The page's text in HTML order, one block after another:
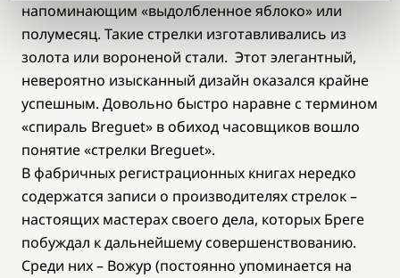
напоминающим «выдолбленное яблоко» или
полумесяц. Такие стрелки изготавливались из
золота или вороненой стали. Этот элегантный,
невероятно изысканный дизайн оказался крайне
успешным. Довольно быстро наравне с термином
«спираль Breguet» в обиход часовщиков вошло
понятие «стрелки Breguet».
В фабричных регистрационных книгах нередко
содержатся записи о производителях стрелок –
настоящих мастерах своего дела, которых Бреге
побуждал к дальнейшему совершенствованию.
Среди них – Вожур (постоянно упоминается на